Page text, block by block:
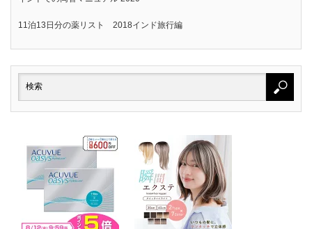
11泊13日分の薬リスト 2018インド旅行編